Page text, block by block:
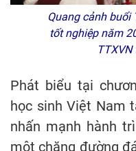
Quang cảnh buổi
tốt nghiệp năm
Phát biểu tại
học sinh Việt Nam
nhấn mạnh hành
một chặng đường